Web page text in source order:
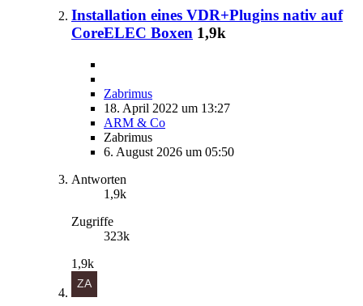
Installation eines VDR+Plugins nativ auf
CoreELEC Boxen 1,9k
Zabrimus
18. April 2022 um 13:27
ARM & Co
Zabrimus
6. August 2026 um 05:50
Antworten
1,9k
Zugriffe
323k
1,9k